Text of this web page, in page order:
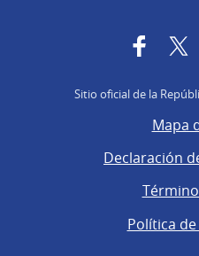
Sitio oficial de la
Mapa
Declaración
Política